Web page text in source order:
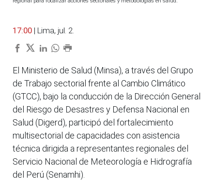
17:00 | Lima, jul. 2.
El Ministerio de Salud (Minsa), a través del Grupo
de Trabajo sectorial frente al Cambio Climático
(GTCC), bajo la conducción de la Dirección General
del Riesgo de Desastres y Defensa Nacional en
Salud (Digerd), participó del fortalecimiento
multisectorial de capacidades con asistencia
técnica dirigida a representantes regionales del
Servicio Nacional de Meteorología e Hidrografía
del Perú (Senamhi).